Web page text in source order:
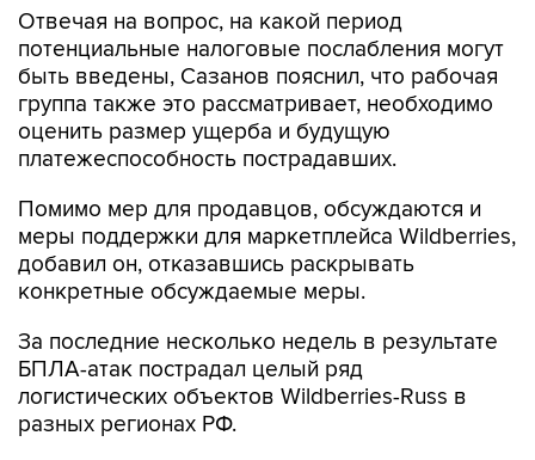
Отвечая на вопрос, на какой период
потенциальные налоговые послабления могут
быть введены, Сазанов пояснил, что рабочая
группа также это рассматривает, необходимо
оценить размер ущерба и будущую
платежеспособность пострадавших.
Помимо мер для продавцов, обсуждаются и
меры поддержки для маркетплейса Wildberries,
добавил он, отказавшись раскрывать
конкретные обсуждаемые меры.
За последние несколько недель в результате
БПЛА-атак пострадал целый ряд
логистических объектов Wildberries-Russ в
разных регионах РФ.